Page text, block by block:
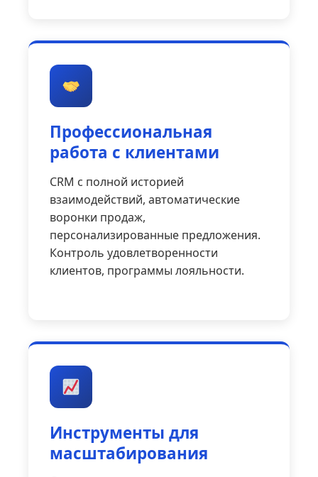
Профессиональная
работа с клиентами
CRM с полной историей
взаимодействий, автоматические
воронки продаж,
персонализированные предложения.
Контроль удовлетворенности
клиентов, программы лояльности.
Инструменты для
масштабирования